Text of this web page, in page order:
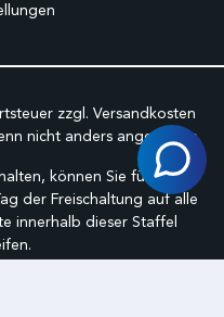
zzgl. Versandkosten
nicht anders angegeben.
können Sie für den
der Freischaltung auf alle
innerhalb dieser Staffel